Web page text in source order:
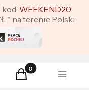
kod: WEEKEND20
* na terenie Polski
się Produkty w
Koszyk Menu